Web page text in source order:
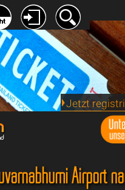
Jetzt
Airport